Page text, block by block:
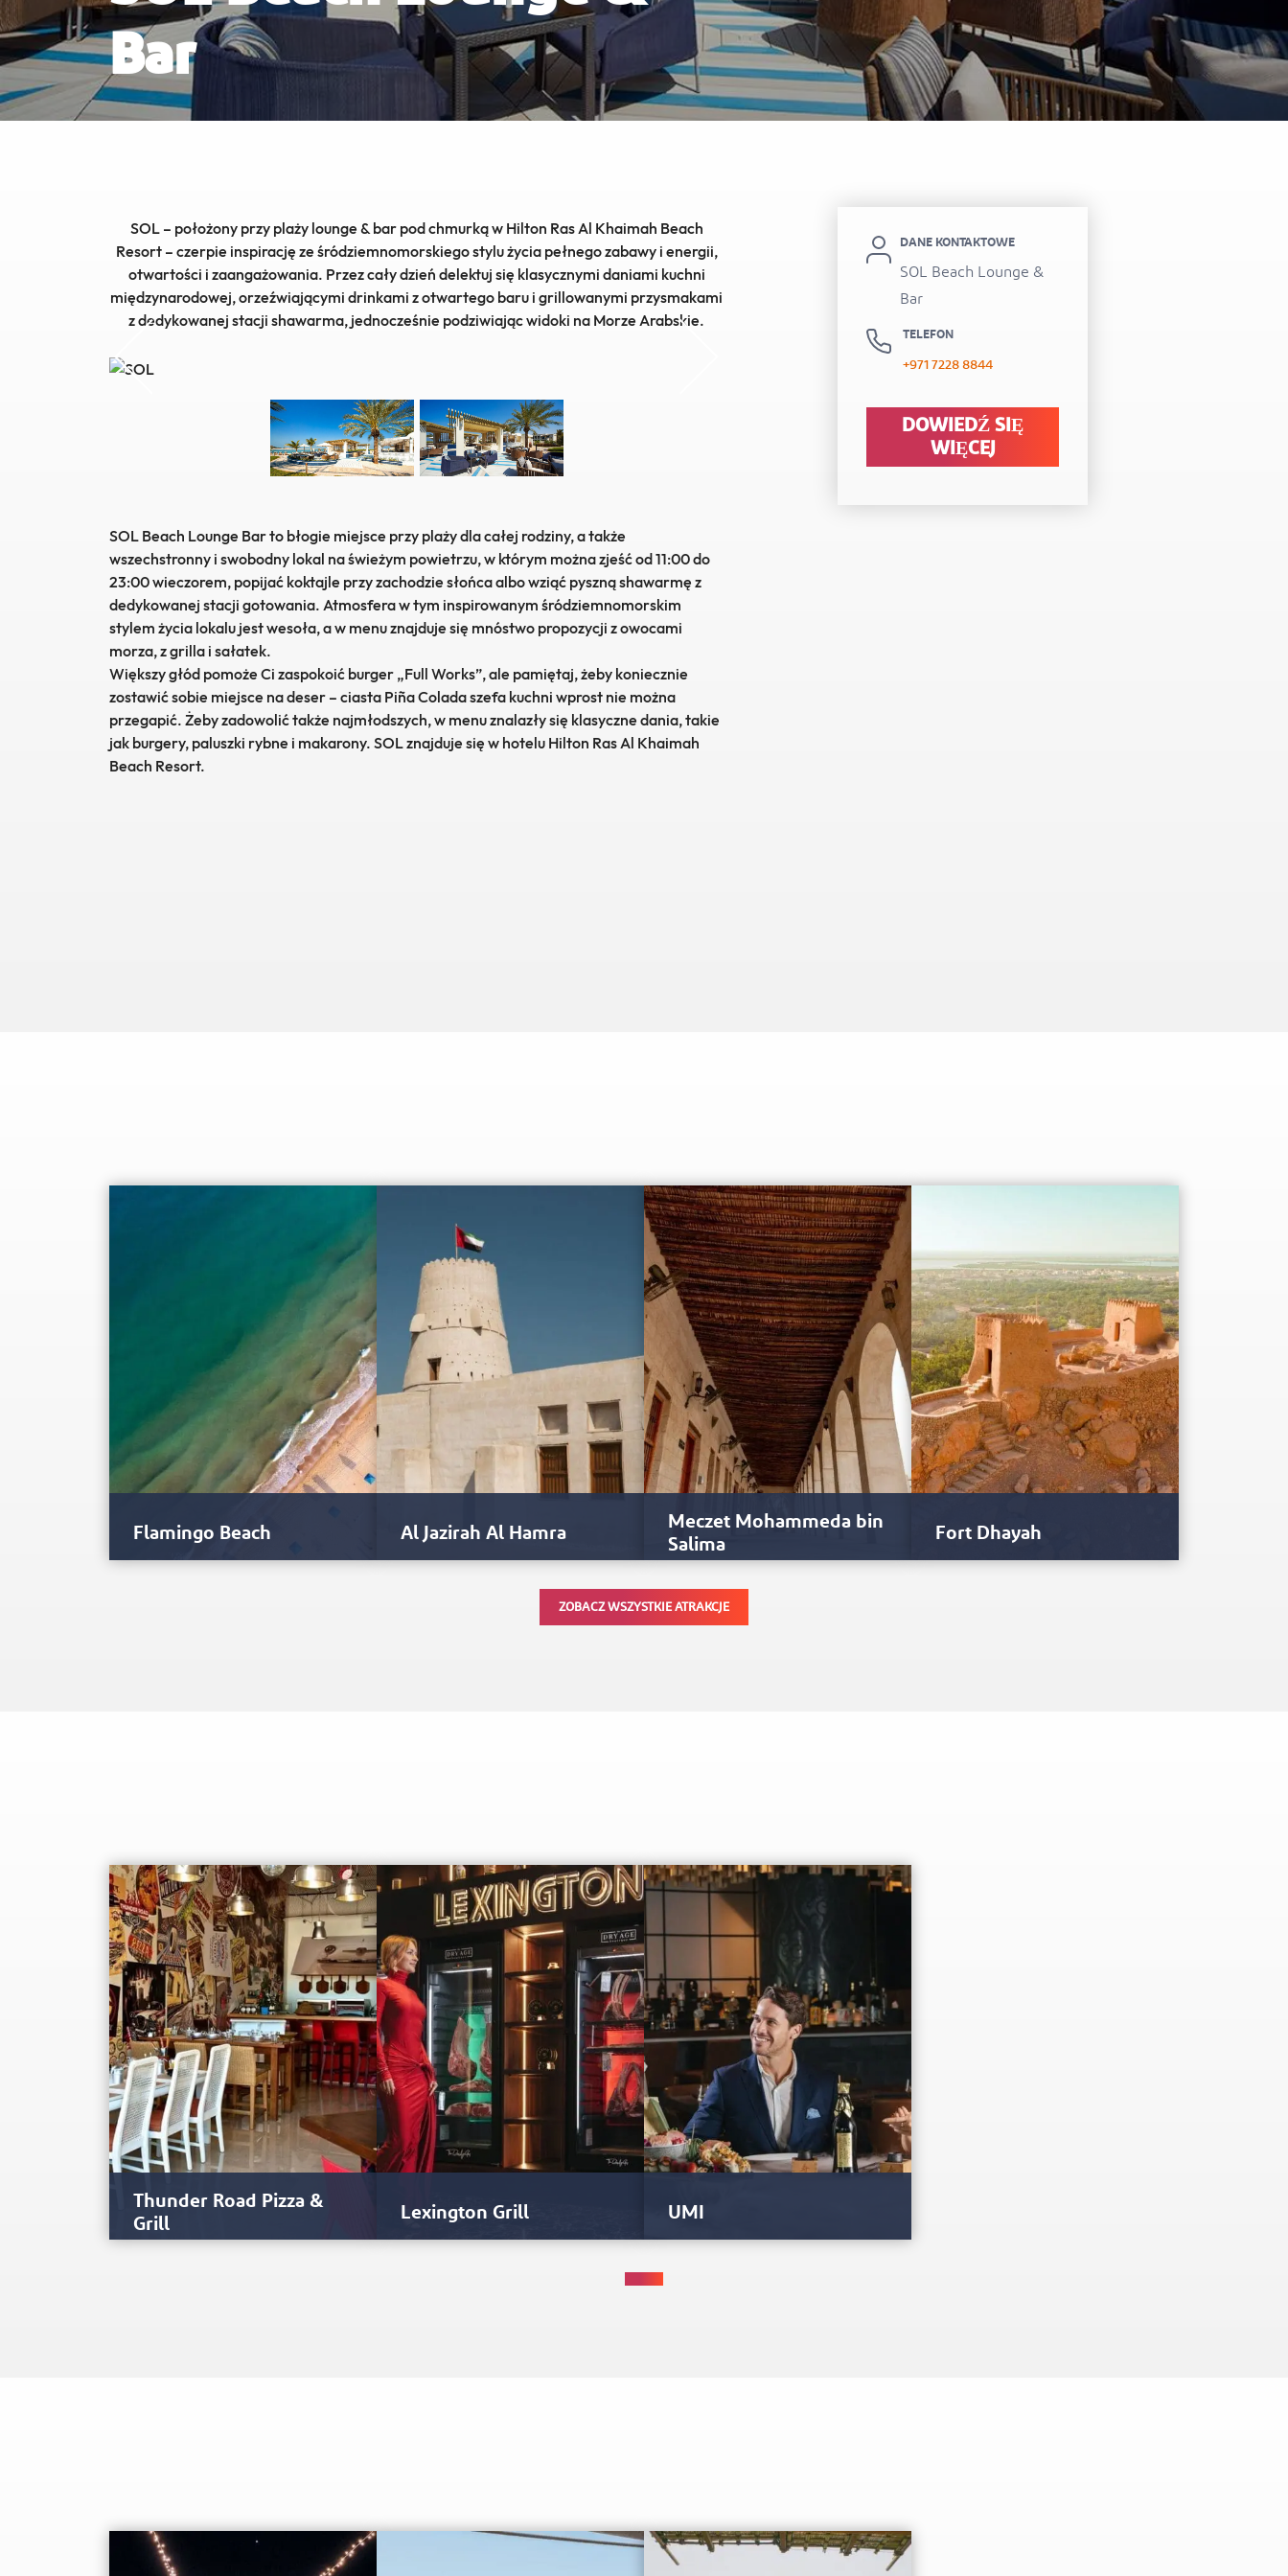
InterContinental Ras Al Khaimah Mina Al
Arab Resort & Spa
Waldorf Astoria Ras Al Khaimah Sofitel Al Hamra Beach Resort
Podróż bez barier
Bar
SOL – położony przy plaży lounge & bar pod chmurką w Hilton Ras Al Khaimah Beach
Resort – czerpie inspirację ze śródziemnomorskiego stylu życia pełnego zabawy i energii,
otwartości i zaangażowania. Przez cały dzień delektuj się klasycznymi daniami kuchni
międzynarodowej, orzeźwiającymi drinkami z otwartego baru i grillowanymi przysmakami
z dedykowanej stacji shawarma, jednocześnie podziwiając widoki na Morze Arabskie.
Previous Next
SOL Beach Lounge Bar to błogie miejsce przy plaży dla całej rodziny,a także
wszechstronny i swobodny lokal na świeżym powietrzu, w którym można zjeść od 11:00 do
23:00 wieczorem, popijać koktajle przy zachodzie słońca albo wziąć pyszną shawarmę z
dedykowanej stacji gotowania. Atmosfera w tym inspirowanym śródziemnomorskim
stylem życia lokalu jest wesoła, a w menu znajduje się mnóstwo propozycji z owocami
morza, z grilla i sałatek.
Większy głód pomoże Ci zaspokoić burger „Full Works”, ale pamiętaj, żeby koniecznie
zostawić sobie miejsce na deser – ciasta Piña Colada szefa kuchni wprost nie można
przegapić. Żeby zadowolić także najmłodszych, w menu znalazły się klasyczne dania, takie
jak burgery, paluszki rybne i makarony. SOL znajduje się w hotelu Hilton Ras Al Khaimah
Beach Resort.
DANE KONTAKTOWE
SOL Beach Lounge &
Bar
TELEFON
+971 7228 8844
DOWIEDŹ SIĘ
WIĘCEJ
Flamingo Beach Al Jazirah Al Hamra
Al Jazirah Al Hamra zawiera
wszystkie tradycyjne budowle
Meczet Mohammeda bin
Salima
Wykopaliska ujawniły obecność
wcześniejszego meczetu,
Fort Dhayah
ZOBACZ WSZYSTKIE ATRAKCJE
Thunder Road Pizza &
Grill Lexington Grill UMI